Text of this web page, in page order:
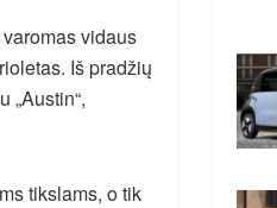
vidaus
Iš pradžių
„Austin“,
tikslams, o tik